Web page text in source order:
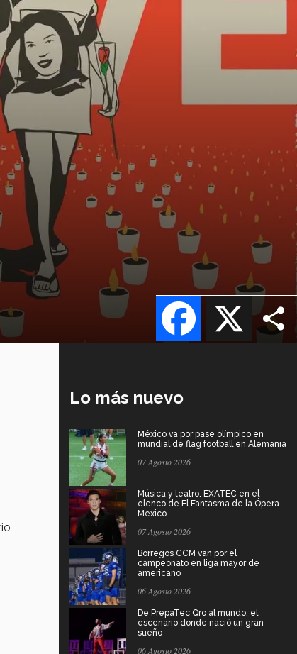
X
Facebook
Lo más nuevo
México va por pase olímpico en
mundial de flag football en Alemania
07 Agosto 2026
Música y teatro: EXATEC en el
elenco de El Fantasma de la Ópera
Mexico
07 Agosto 2026
Borregos CCM van por el
campeonato en liga mayor de
americano
06 Agosto 2026
De PrepaTec Qro al mundo: el
escenario donde nació un gran
sueño
06 Agosto 2026